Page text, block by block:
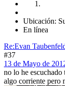
Ubicación:
En línea
Re:Evan
#37
13 de Mayo de
no lo he escuchado
algo corriente pero